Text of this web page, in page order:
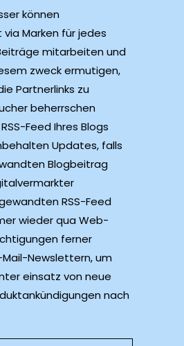
können
Marken für jedes
mitarbeiten und
zweck ermutigen,
Partnerlinks zu
beherrschen
Feed Ihres Blogs
Updates, falls
Blogbeitrag
RSS-Feed
wieder qua Web-
ferner
Mail-Newslettern, um
einsatz von neue
nach